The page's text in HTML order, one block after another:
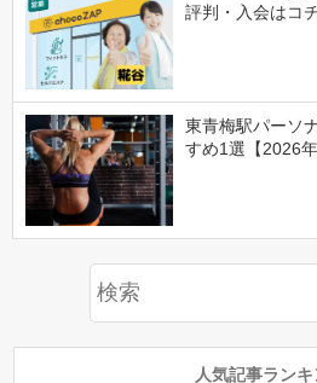
評判・入会はコ
東青梅駅パーソ
すめ1選【2026年
人気記事ラン